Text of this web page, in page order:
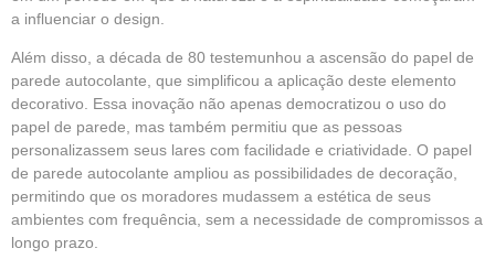
a influenciar o design.
Além disso, a década de 80 testemunhou a ascensão do papel de
parede autocolante, que simplificou a aplicação deste elemento
decorativo. Essa inovação não apenas democratizou o uso do
papel de parede, mas também permitiu que as pessoas
personalizassem seus lares com facilidade e criatividade. O papel
de parede autocolante ampliou as possibilidades de decoração,
permitindo que os moradores mudassem a estética de seus
ambientes com frequência, sem a necessidade de compromissos a
longo prazo.